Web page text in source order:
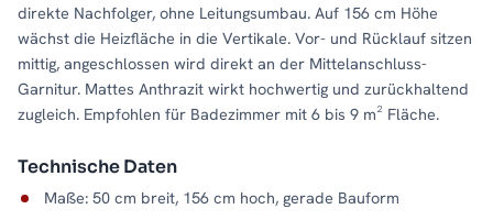
direkte Nachfolger, ohne Leitungsumbau. Auf 156 cm Höhe
wächst die Heizfläche in die Vertikale. Vor- und Rücklauf sitzen
mittig, angeschlossen wird direkt an der Mittelanschluss-
Garnitur. Mattes Anthrazit wirkt hochwertig und zurückhaltend
zugleich. Empfohlen für Badezimmer mit 6 bis 9 m² Fläche.
Technische Daten
Maße: 50 cm breit, 156 cm hoch, gerade Bauform